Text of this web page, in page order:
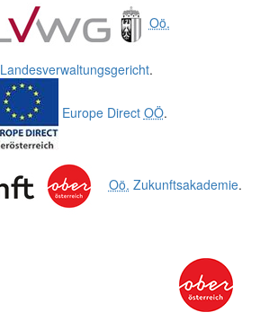
Oö.
Landesverwaltungsgericht.
Europe Direct OÖ.
Oö. Zukunftsakademie.